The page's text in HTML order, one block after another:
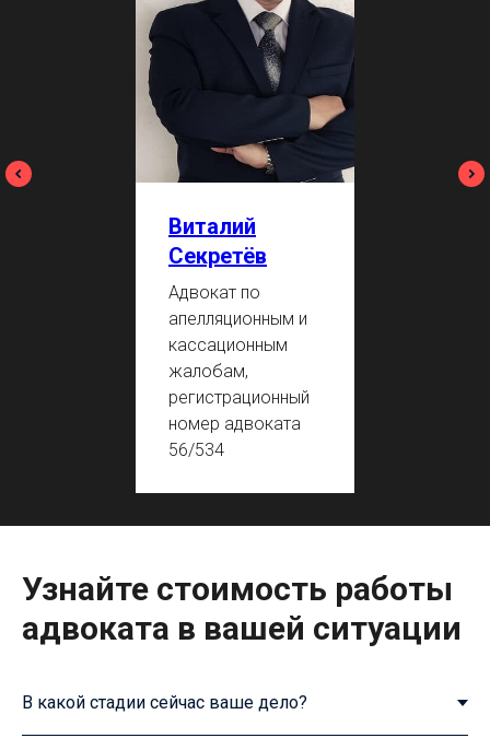
Виталий
Секретёв
Адвокат по
апелляционным и
кассационным
жалобам,
регистрационный
номер адвоката
56/534
Узнайте стоимость работы
адвоката в вашей ситуации